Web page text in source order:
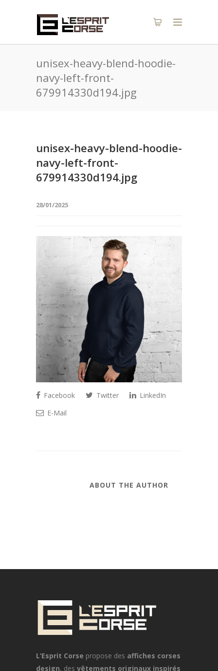
unisex-heavy-blend-hoodie-
navy-left-front-
679914330d194.jpg
unisex-heavy-blend-hoodie-
navy-left-front-
679914330d194.jpg
28/01/2025
Facebook Twitter
LinkedIn
E-Mail
ABOUT THE AUTHOR
L’Esprit Corse propose des affiches corses
design, des vêtements originaux inspirés